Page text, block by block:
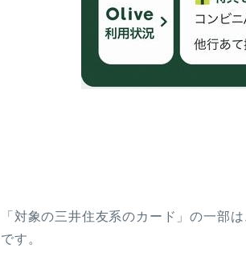
「対象の三井住友系のカード」の一部
です。